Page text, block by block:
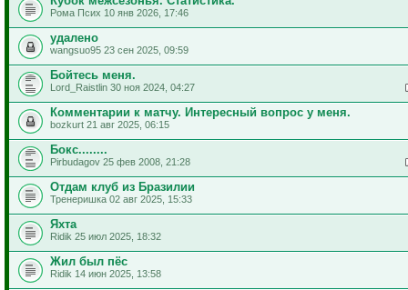
Рома Псих 10 янв 2026, 17:46
удалено
wangsuo95 23 сен 2025, 09:59
Бойтесь меня.
Lord_Raistlin 30 ноя 2024, 04:27
Комментарии к матчу. Интересный вопрос у меня.
bozkurt 21 авг 2025, 06:15
Бокс........
Pirbudagov 25 фев 2008, 21:28
Отдам клуб из Бразилии
Тренеришка 02 авг 2025, 15:33
Яхта
Ridik 25 июл 2025, 18:32
Жил был пёс
Ridik 14 июн 2025, 13:58